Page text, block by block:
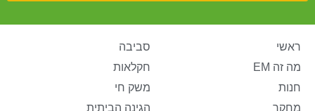
ראשי
מה זה EM
חנות
מחקר
סביבה
חקלאות
משק חי
הגינה הביתית